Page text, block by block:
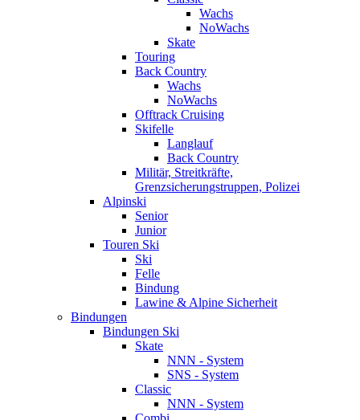
Wachs
NoWachs
Skate
Touring
Back Country
Wachs
NoWachs
Offtrack Cruising
Skifelle
Langlauf
Back Country
Militär, Streitkräfte,
Grenzsicherungstruppen, Polizei
Alpinski
Senior
Junior
Touren Ski
Ski
Felle
Bindung
Lawine & Alpine Sicherheit
Bindungen
Bindungen Ski
Skate
NNN - System
SNS - System
Classic
NNN - System